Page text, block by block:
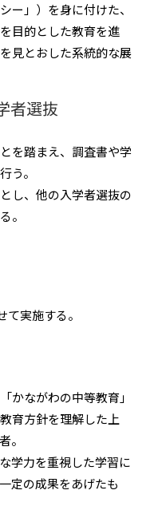
ー」）を身に付けた、
目的とした教育を進
見とおした系統的な展
者選抜
を踏まえ、調査書や学
う。
し、他の入学者選抜の
。
実施する。
かながわの中等教育」
育方針を理解した上
。
学力を重視した学習に
定の成果をあげたも